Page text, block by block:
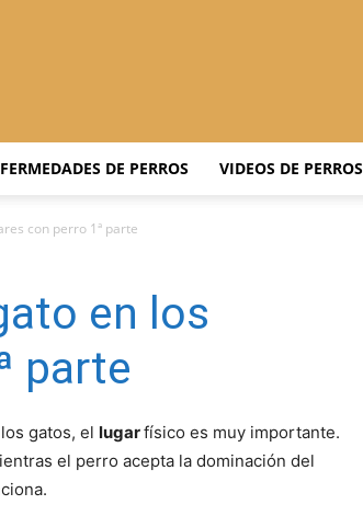
Adiestrar
–
DE PERROS VIDEOS DE PERROS
con perro 1ª parte
en los
parte
gatos, el lugarfísico es muy importante.
el perro acepta la dominación del